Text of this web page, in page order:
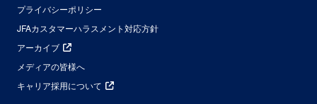
プライバシーポリシー
JFAカスタマーハラスメント対応方針
アーカイブ
メディアの皆様へ
キャリア採用について